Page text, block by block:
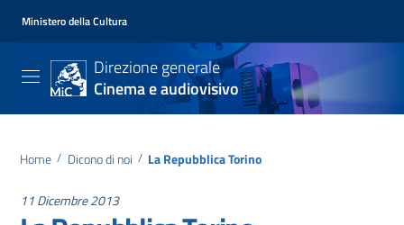
Ministero della Cultura
Direzione generale
Cinema e audiovisivo
Home / Dicono di noi / La Repubblica Torino
11 Dicembre 2013